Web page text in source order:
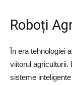
Roboți
În era tehnologiei
viitorul agriculturii.
sisteme